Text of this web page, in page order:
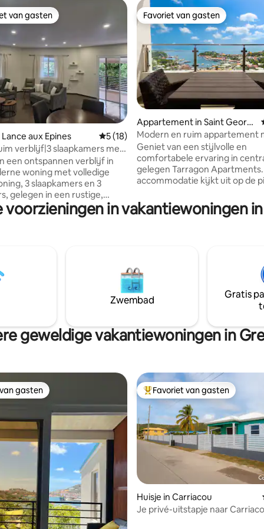
van 4,94 op 5, 16 recensies
van gasten
van gasten
aux Epines Gemiddelde beoordeling van 5 op 5, 18
5 (18)
verblijf|3 slaapkamers met
Dicht bij het strand
een ontspannen verblijf in
woning met volledige
3 slaapkamers en 3
gelegen in een rustige,
De woning is ontworpen
op comfort en
goed onderhouden buurt en
en privacy, terwijl het toch
dagelijkse voorzieningen,
en populaire
Favoriet van gasten
Favoriet van gasten
Appartement in Saint Georg
e's
Modern en ruim appartement
slaapkamer en uitzicht
Geniet van een stijlvolle en
comfortabele ervaring in
gelegen Tarragon
accommodatie kijkt uit op de
Voorzieningen: 24-
beveiligde ingang, 500+ tv-
de woning is geen
aanwezig maar parkeren op
gebruikelijk. We zouden je
ontvangen en je verblijf in
geweldig maken!
voorzieningen in vakantiewoningen
Zwembad
Gratis
geweldige vakantiewoningen in
gasten
gasten Topfavoriet van gasten
Favoriet van gasten
Huisje in Carriacou
Je privé-uitstapje naar